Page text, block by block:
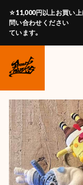
☆11,000円以上お買い
問い合わせください ※
ています。